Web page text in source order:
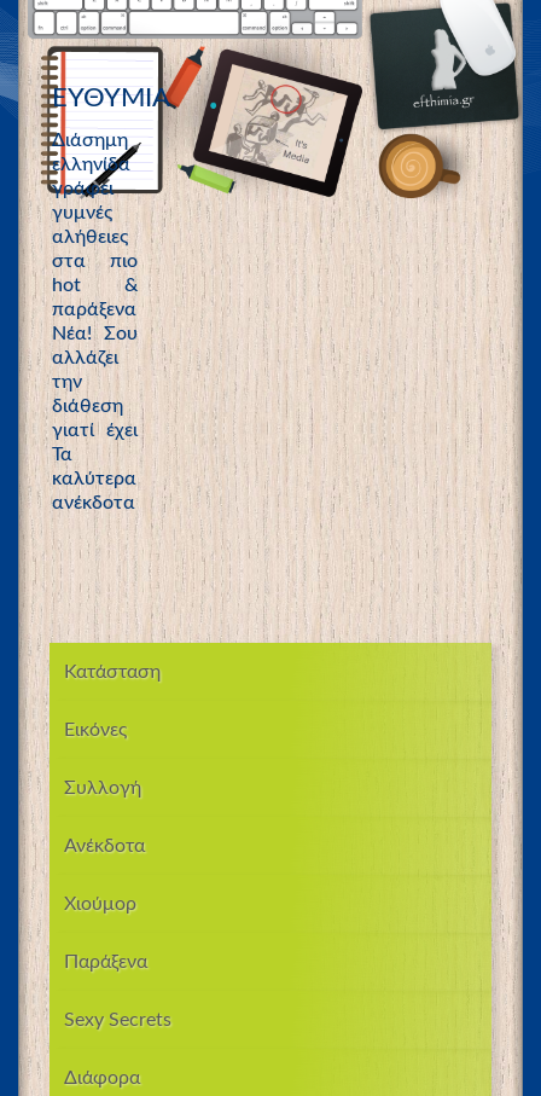
ΕΥΘΥΜΙΑ
Διάσημη
ελληνίδα
γράφει
γυμνές
αλήθειες
στα πιο
hot &
παράξενα
Νέα! Σου
αλλάζει
την
διάθεση
γιατί έχει
Τα
καλύτερα
ανέκδοτα
Κατάσταση
Εικόνες
Συλλογή
Ανέκδοτα
Χιούμορ
Παράξενα
Sexy Secrets
Διάφορα